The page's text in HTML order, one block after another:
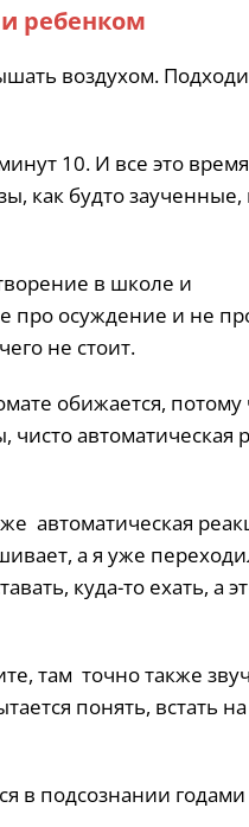
ребенком
воздухом.
10. И все это
как будто
в школе и
про осуждение и не
не стоит.
обижается, потому
автоматическая
автоматическая
а я уже
куда-то ехать, а
там точно также
понять, встать
в подсознании